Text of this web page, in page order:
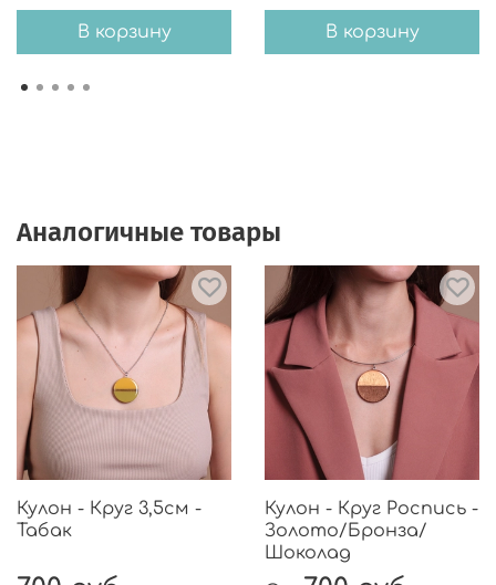
В корзину В корзину
Аналогичные товары
Кулон - Круг 3,5см -
Табак
Кулон - Круг Роспись -
Золото/Бронза/
Шоколад